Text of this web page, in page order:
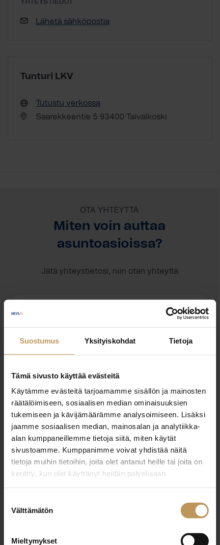
Suostumus Yksityiskohdat Tietoja
Tämä sivusto käyttää evästeitä
Käytämme evästeitä tarjoamamme sisällön ja mainosten
räätälöimiseen, sosiaalisen median ominaisuuksien
tukemiseen ja kävijämäärämme analysoimiseen. Lisäksi
jaamme sosiaalisen median, mainosalan ja analytiikka-
alan kumppaneillemme tietoja siitä, miten käytät
sivustoamme. Kumppanimme voivat yhdistää näitä
tietoja muihin tietoihin, joita olet antanut heille tai joita on
kerätty, kun olet käyttänyt heidän palvelujaan.
valinta
Välttämätön
Mieltymykset
YHTEYSTIEDOT
Lähetä sähköpostia
Tunturi LKV
Tutustu verkossa
Saarekkeentie 5 93400 Taivalkoski
OTA YHTEYTTÄ
Miten voin auttaa
asuntoasioissa?
Jätä yhteystietosi, niin otan yhteyttä
"*" näyttää pakolliset kentät
Aihe
Nimi*
Sähköposti